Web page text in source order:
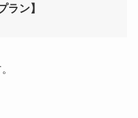
ラン】